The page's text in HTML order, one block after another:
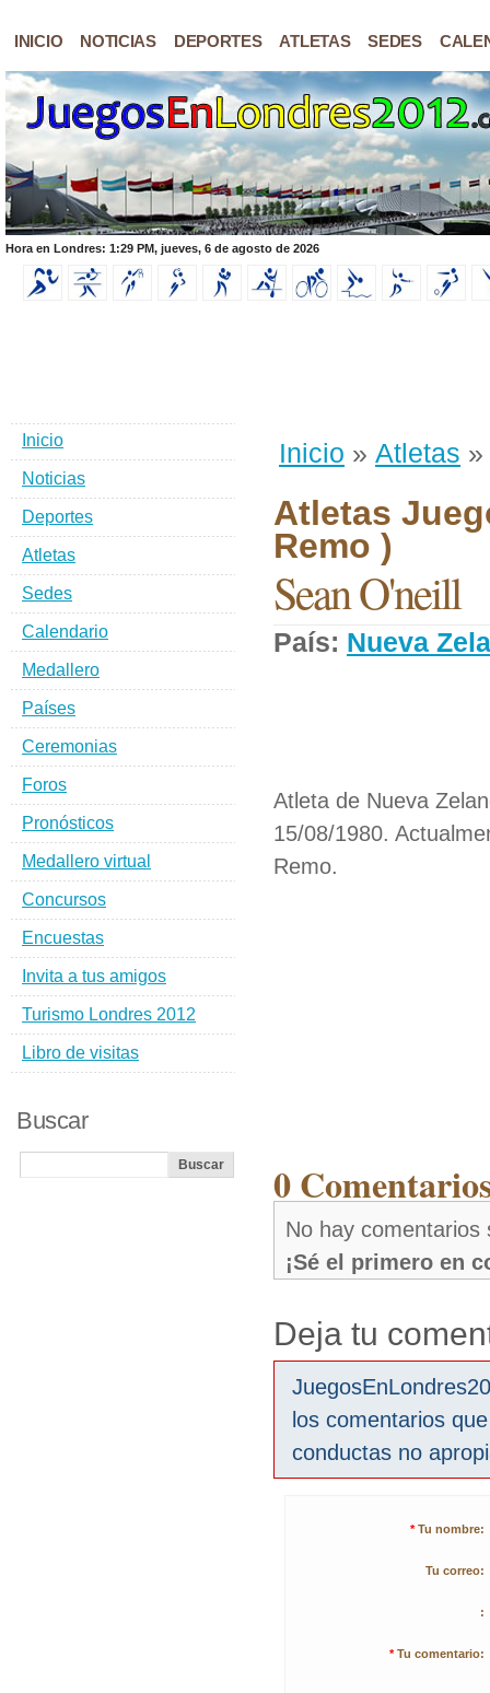
INICIO NOTICIAS DEPORTES ATLETAS SEDES
Hora en Londres: 1:29 PM, jueves, 6 de agosto de 2026
Inicio » Atletas »
Atletas
Remo )
Sean O'neill
País: Nueva
Atleta de Nueva
15/08/1980.
Remo.
0
No hay comentarios
¡Sé el primero en
Deja tu
los comentarios
conductas no
* Tu nombre:
Tu correo:
:
* Tu comentario:
Inicio
Noticias
Deportes
Atletas
Sedes
Calendario
Medallero
Países
Ceremonias
Foros
Pronósticos
Medallero virtual
Concursos
Encuestas
Invita a tus amigos
Turismo Londres 2012
Libro de visitas
Buscar